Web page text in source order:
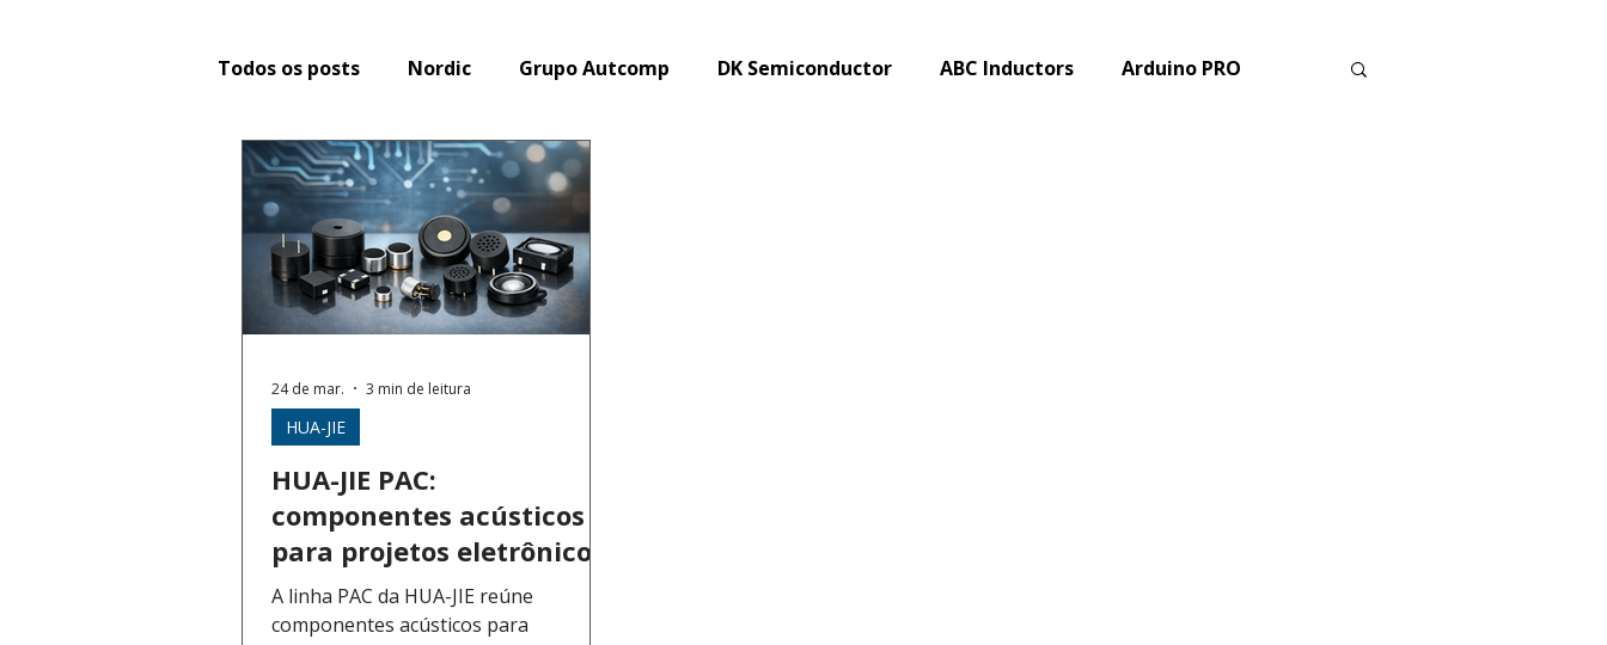
Todos os posts Nordic Grupo Autcomp DK Semiconductor ABC Inductors Arduino PRO
Microchip Vishay Edison Opto
Taoglas Yageo
HUA-JIE PAC:
componentes acústicos
para projetos eletrônicos
A linha PAC da HUA-JIE reúne
componentes acústicos para
HUA-JIE
24 de mar. 3 min de leitura